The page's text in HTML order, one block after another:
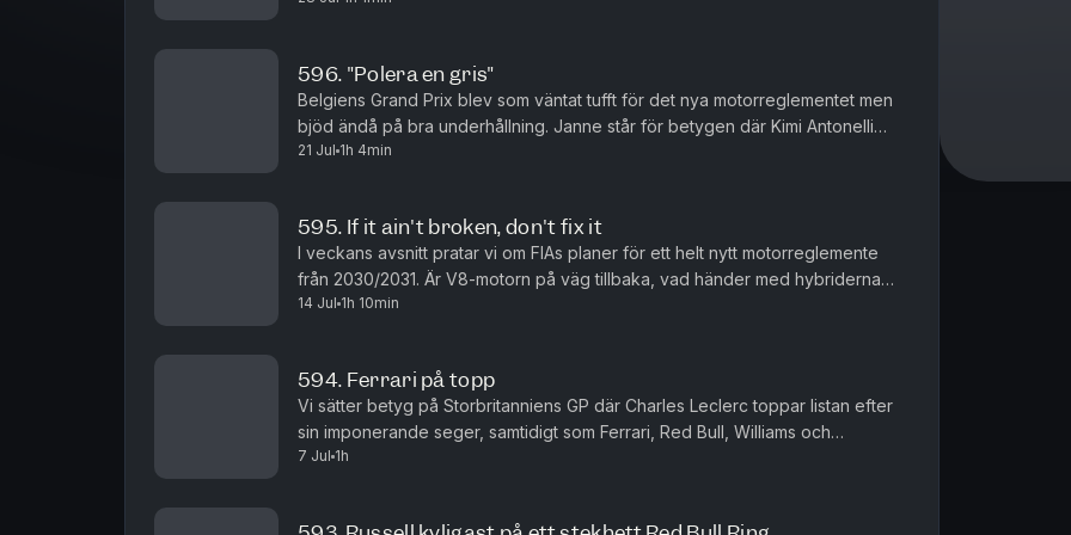
596. "Polera en gris"
Belgiens Grand Prix blev som väntat tufft för det nya motorreglementet men
bjöd ändå på bra underhållning. Janne står för betygen där Kimi Antonelli
som väntat får högt sådant. Vidare blickar vi framå...
21 Jul 1h 4min
595. If it ain't broken, don't fix it
I veckans avsnitt pratar vi om FIAs planer för ett helt nytt motorreglemente
från 2030/2031. Är V8-motorn på väg tillbaka, vad händer med hybriderna
och kan tankning göra comeback i Formel 1? Vi går i...
14 Jul 1h 10min
594. Ferrari på topp
Vi sätter betyg på Storbritanniens GP där Charles Leclerc toppar listan efter
sin imponerande seger, samtidigt som Ferrari, Red Bull, Williams och
tävlingsledningen hamnar i fokus efter en händelserik...
7 Jul 1h